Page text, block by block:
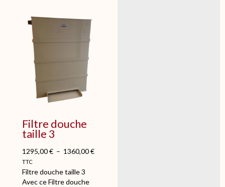
e
2Filtre douche
taille 3
1295,00€ – 1360,00€
TTC
Filtre douche taille 3
Avec ce Filtre douche